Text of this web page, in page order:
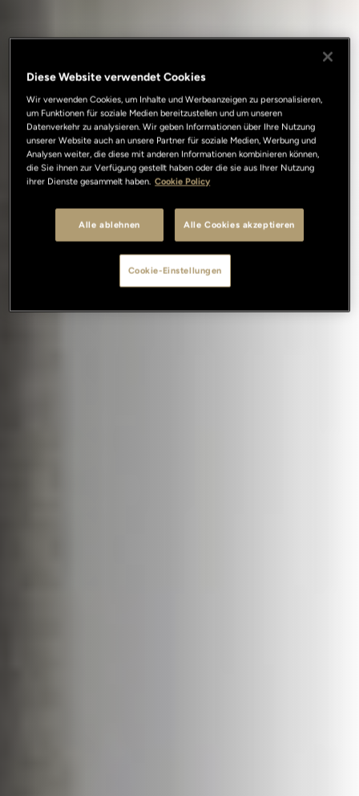
Diese Website verwendet Cookies
Wir verwenden Cookies, um Inhalte und Werbeanzeigen zu personalisieren,
um Funktionen für soziale Medien bereitzustellen und um unseren
Datenverkehr zu analysieren. Wir geben Informationen über Ihre Nutzung
unserer Website auch an unsere Partner für soziale Medien, Werbung und
Analysen weiter, die diese mit anderen Informationen kombinieren können,
die Sie ihnen zur Verfügung gestellt haben oder die sie aus Ihrer Nutzung
ihrer Dienste gesammelt haben. Cookie Policy
Alle ablehnen Alle Cookies akzeptieren
Cookie-Einstellungen